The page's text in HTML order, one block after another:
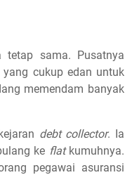
tetap sama. Pusatnya
yang cukup edan untuk
memendam banyak
debt collector. Ia
ke flatkumuhnya.
pegawai asuransi